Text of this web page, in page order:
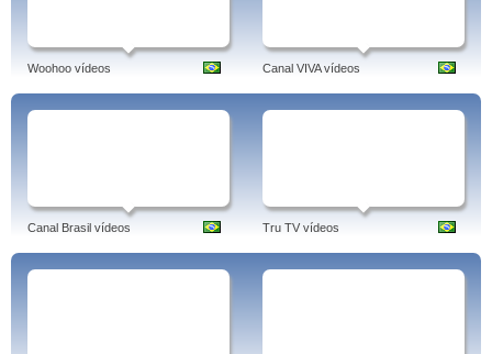
Woohoo vídeos Canal VIVA vídeos
Canal Brasil vídeos Tru TV vídeos